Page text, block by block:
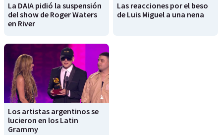
La DAIA pidió la suspensión
del show de Roger Waters
en River
Las reacciones por el beso
de Luis Miguel a una nena
Los artistas argentinos se
lucieron en los Latin
Grammy